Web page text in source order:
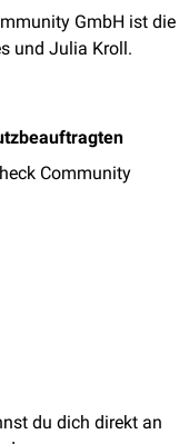
GmbH ist die
und Julia Kroll.
Community
du dich direkt an